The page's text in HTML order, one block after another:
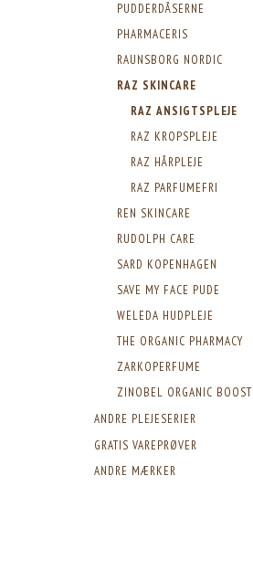
PUDDERDÅSERNE
PHARMACERIS
RAUNSBORG NORDIC
RAZ SKINCARE
RAZ ANSIGTSPLEJE
RAZ KROPSPLEJE
RAZ HÅRPLEJE
RAZ PARFUMEFRI
REN SKINCARE
RUDOLPH CARE
SARD KOPENHAGEN
SAVE MY FACE PUDE
WELEDA HUDPLEJE
THE ORGANIC PHARMACY
ZARKOPERFUME
ZINOBEL ORGANIC BOOST
ANDRE PLEJESERIER
GRATIS VAREPRØVER
ANDRE MÆRKER